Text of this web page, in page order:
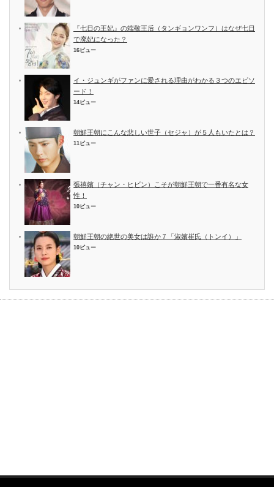
『七日の王妃』の端敬王后（タンギョンワンフ）はなぜ七日
で廃妃になった？
16ビュー
イ・ジュンギがファンに愛される理由がわかる３つのエピソ
ード！
14ビュー
朝鮮王朝にこんな悲しい世子（セジャ）が５人もいたとは？
11ビュー
張禧嬪（チャン・ヒビン）こそが朝鮮王朝で一番有名な女
性！
10ビュー
朝鮮王朝の絶世の美女は誰か７「淑嬪崔氏（トンイ）」
10ビュー